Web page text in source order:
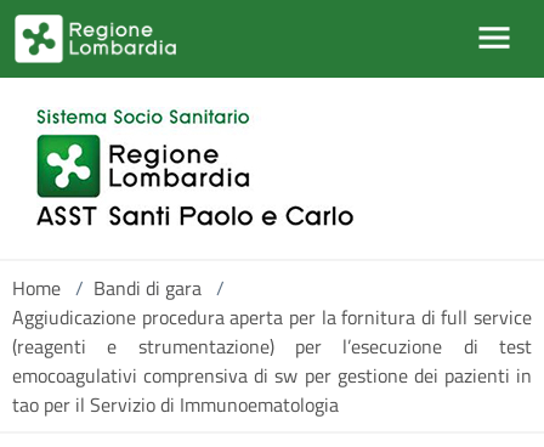
Salta al contenuto principale
Home / Bandi di gara /
Aggiudicazione procedura aperta per la fornitura di full service
(reagenti e strumentazione) per l’esecuzione di test
emocoagulativi comprensiva di sw per gestione dei pazienti in
tao per il Servizio di Immunoematologia